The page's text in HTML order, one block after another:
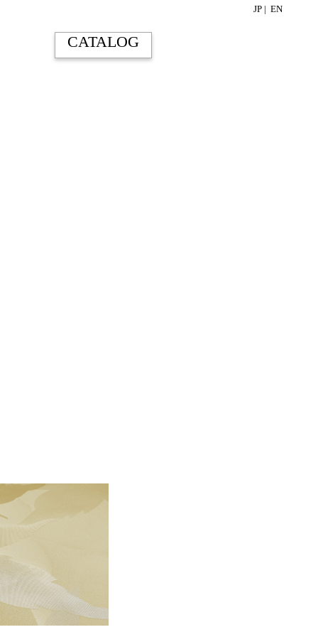
JP | EN
CATALOG